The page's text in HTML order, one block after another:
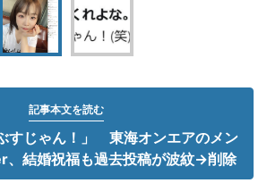
記事本文を読む
すじゃん！」 東海オンエアのメン
、結婚祝福も過去投稿が波紋→削除